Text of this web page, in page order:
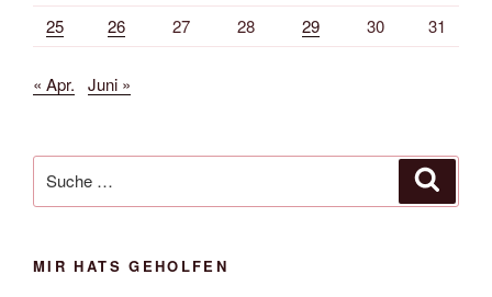
25
26 27 28 29 30 31
« Apr. Juni »
nach:
MIR HATS GEHOLFEN